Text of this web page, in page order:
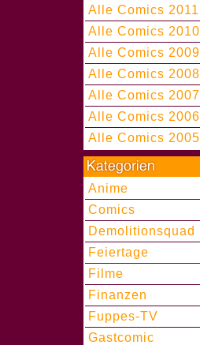
Alle Comics 2011
Alle Comics 2010
Alle Comics 2009
Alle Comics 2008
Alle Comics 2007
Alle Comics 2006
Alle Comics 2005
Anime
Comics
Demolitionsquad
Feiertage
Filme
Finanzen
Fuppes-TV
Gastcomic